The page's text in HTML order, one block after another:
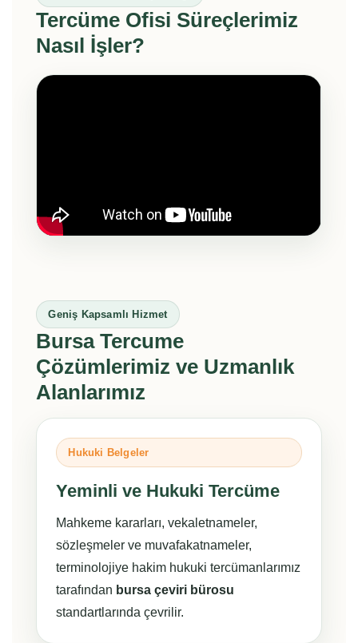
Tercüme Ofisi Süreçlerimiz
Nasıl İşler?
Geniş Kapsamlı Hizmet
Bursa Tercume
Çözümlerimiz ve Uzmanlık
Alanlarımız
Hukuki Belgeler
Yeminli ve Hukuki Tercüme
Mahkeme kararları, vekaletnameler,
sözleşmeler ve muvafakatnameler,
terminolojiye hakim hukuki tercümanlarımız
tarafından bursa çeviri bürosu
standartlarında çevrilir.